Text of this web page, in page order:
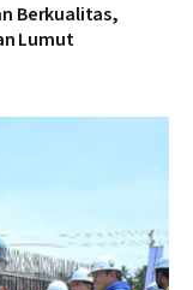
Berkualitas,
Lumut